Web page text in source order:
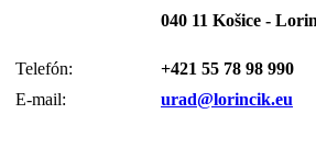
040 11 Košice -
Telefón:
+421 55 78 98 990
E-mail:
urad@lorincik.eu